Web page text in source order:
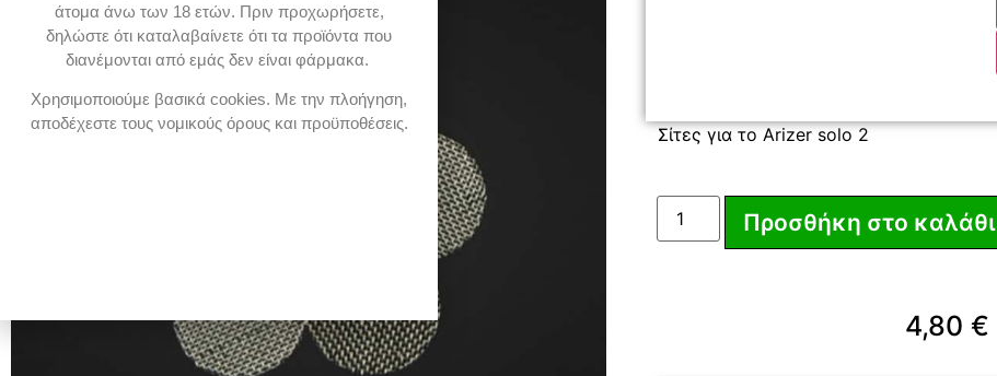
Σίτες για το Arizer solo 2
Προσθήκη στο καλάθι
4,80 €
άτομα άνω των 18 ετών. Πριν προχωρήσετε,
δηλώστε ότι καταλαβαίνετε ότι τα προϊόντα που
διανέμονται από εμάς δεν είναι φάρμακα.
Χρησιμοποιούμε βασικά cookies. Με την πλοήγηση,
αποδέχεστε τους νομικούς όρους και προϋποθέσεις.